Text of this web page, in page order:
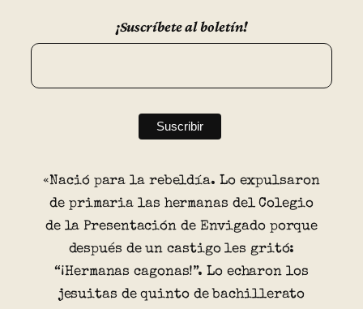
¡Suscríbete al boletín!
«Nació para la rebeldía. Lo expulsaron
de primaria las hermanas del Colegio
de la Presentación de Envigado porque
después de un castigo les gritó:
“¡Hermanas cagonas!”. Lo echaron los
jesuitas de quinto de bachillerato